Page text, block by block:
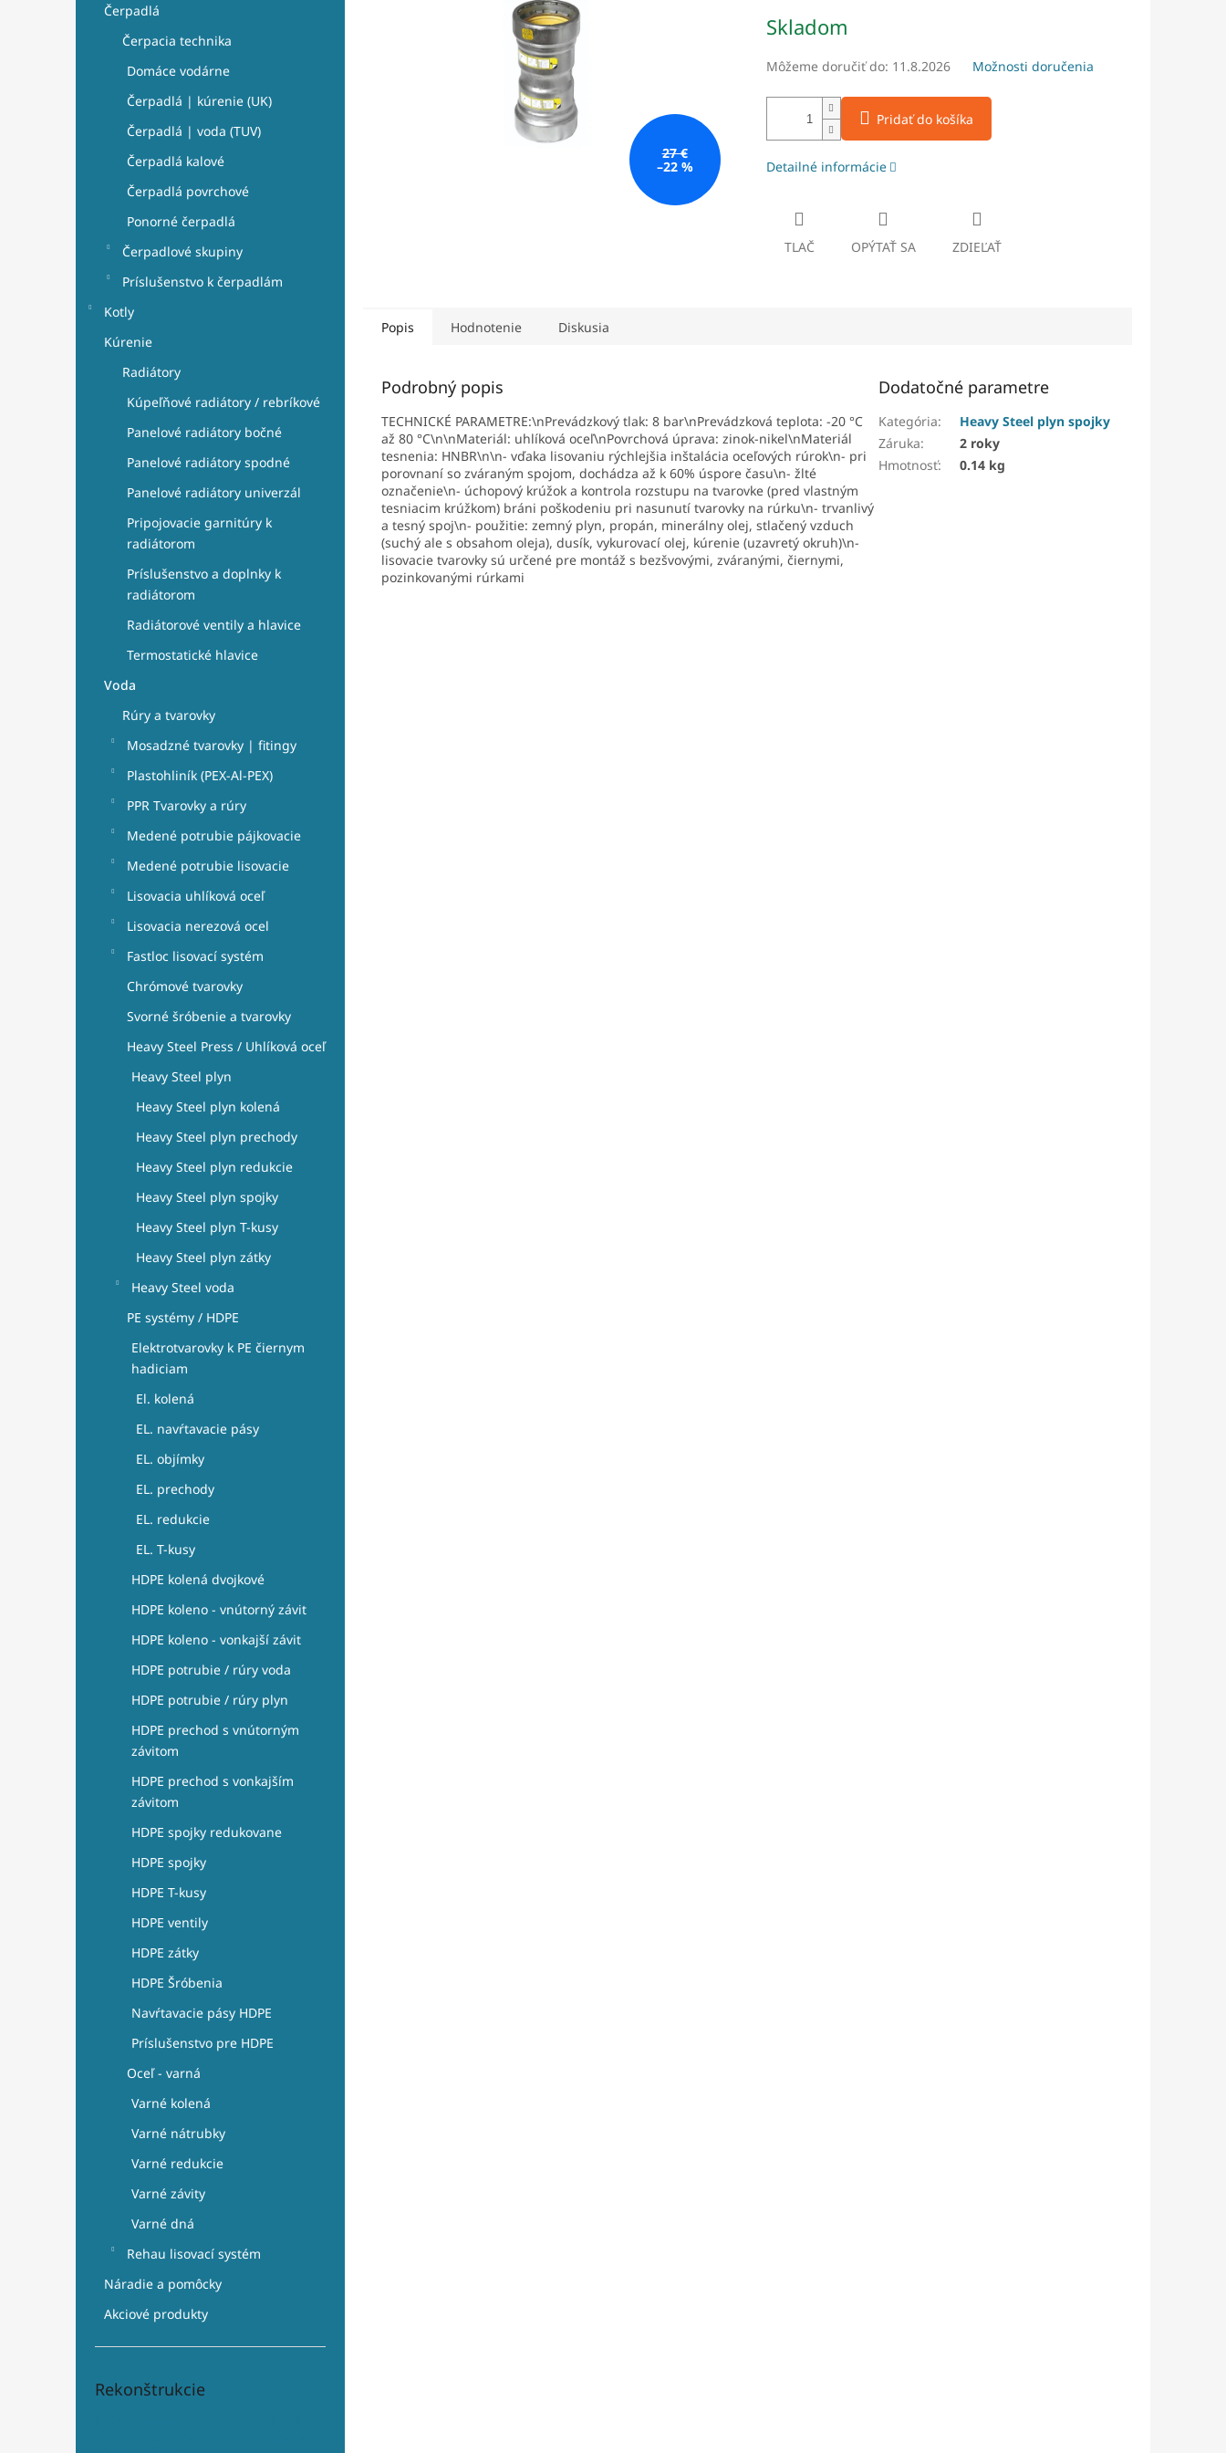
Čerpadlá
Čerpacia technika
Domáce vodárne
Čerpadlá | kúrenie (UK)
Čerpadlá | voda (TUV)
Čerpadlá kalové
Čerpadlá povrchové
Ponorné čerpadlá
Čerpadlové skupiny
Príslušenstvo k čerpadlám
Kotly
Kúrenie
Radiátory
Kúpeľňové radiátory / rebríkové
Panelové radiátory bočné
Panelové radiátory spodné
Panelové radiátory univerzál
Pripojovacie garnitúry k
radiátorom
Príslušenstvo a doplnky k
radiátorom
Radiátorové ventily a hlavice
Termostatické hlavice
Voda
Rúry a tvarovky
Mosadzné tvarovky | fitingy
Plastohliník (PEX-Al-PEX)
PPR Tvarovky a rúry
Medené potrubie pájkovacie
Medené potrubie lisovacie
Lisovacia uhlíková oceľ
Lisovacia nerezová ocel
Fastloc lisovací systém
Chrómové tvarovky
Svorné šróbenie a tvarovky
Heavy Steel Press / Uhlíková oceľ
Heavy Steel plyn
Heavy Steel plyn kolená
Heavy Steel plyn prechody
Heavy Steel plyn redukcie
Heavy Steel plyn spojky
Heavy Steel plyn T-kusy
Heavy Steel plyn zátky
Heavy Steel voda
PE systémy / HDPE
Elektrotvarovky k PE čiernym
hadiciam
El. kolená
EL. navŕtavacie pásy
EL. objímky
EL. prechody
EL. redukcie
EL. T-kusy
HDPE kolená dvojkové
HDPE koleno - vnútorný závit
HDPE koleno - vonkajší závit
HDPE potrubie / rúry voda
HDPE potrubie / rúry plyn
HDPE prechod s vnútorným
závitom
HDPE prechod s vonkajším
závitom
HDPE spojky redukovane
HDPE spojky
HDPE T-kusy
HDPE ventily
HDPE zátky
HDPE Šróbenia
Navŕtavacie pásy HDPE
Príslušenstvo pre HDPE
Oceľ - varná
Varné kolená
Varné nátrubky
Varné redukcie
Varné závity
Varné dná
Rehau lisovací systém
Náradie a pomôcky
Akciové produkty
Rekonštrukcie
27 €
–22 %
cena:
Skladom
Môžeme doručiť do: 11.8.2026 Možnosti doručenia
Pridať do košíka
Detailné informácie
TLAČ OPÝTAŤ SA ZDIEĽAŤ
Popis Hodnotenie Diskusia
Podrobný popis
TECHNICKÉ PARAMETRE:\nPrevádzkový tlak: 8 bar\nPrevádzková teplota: -20 °C
až 80 °C\n\nMateriál: uhlíková oceľ\nPovrchová úprava: zinok-nikel\nMateriál
tesnenia: HNBR\n\n- vďaka lisovaniu rýchlejšia inštalácia oceľových rúrok\n- pri
porovnaní so zváraným spojom, dochádza až k 60% úspore času\n- žlté
označenie\n- úchopový krúžok a kontrola rozstupu na tvarovke (pred vlastným
tesniacim krúžkom) bráni poškodeniu pri nasunutí tvarovky na rúrku\n- trvanlivý
a tesný spoj\n- použitie: zemný plyn, propán, minerálny olej, stlačený vzduch
(suchý ale s obsahom oleja), dusík, vykurovací olej, kúrenie (uzavretý okruh)\n-
lisovacie tvarovky sú určené pre montáž s bezšvovými, zváranými, čiernymi,
pozinkovanými rúrkami
Dodatočné parametre
Kategória:
Heavy Steel plyn spojky
Záruka:
2 roky
Hmotnosť: 0.14 kg